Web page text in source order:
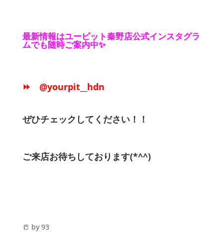
最新情報はユーピット秦野店公式インスタグラ
ムでも随時ご案内中✨
⏩ @yourpit__hdn
ぜひチェックしてください！！
ご来店お待ちしております(*^^)
📒 by 93